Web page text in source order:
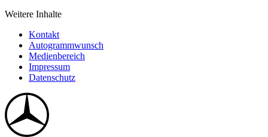
Weitere Inhalte
Kontakt
Autogrammwunsch
Medienbereich
Impressum
Datenschutz